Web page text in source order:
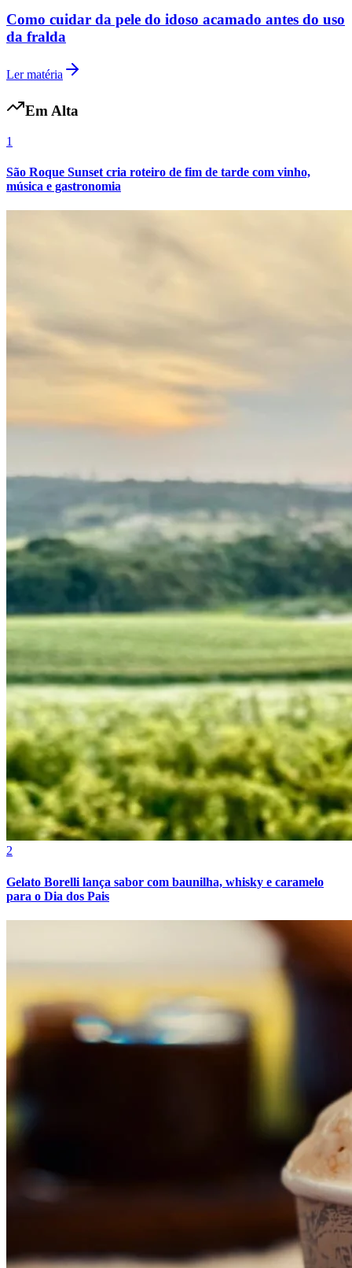
Grêmio
Como cuidar da pele do idoso acamado antes do uso
da fralda
Ler matéria
Em Alta
1
São Roque Sunset cria roteiro de fim de tarde com vinho,
música e gastronomia
2
Gelato Borelli lança sabor com baunilha, whisky e caramelo
para o Dia dos Pais